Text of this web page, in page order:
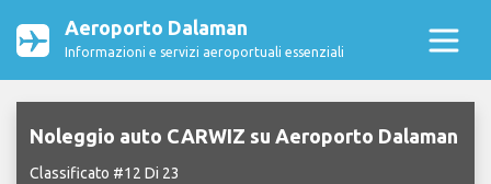
Aeroporto Dalaman
Informazioni e servizi aeroportuali essenziali
Noleggio auto CARWIZ su Aeroporto Dalaman
Classificato #12 Di 23